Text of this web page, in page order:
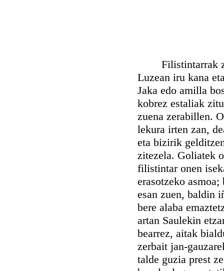
Filistintarrak
Luzean iru kana
Jaka edo amilla
kobrez estaliak
zuena zerabillen.
lekura irten zan,
eta bizirik
zitezela. Goliatek
filistintar onen
erasotzeko
esan zuen, baldin
bere alaba
artan Saulekin
bearrez, aitak
zerbait jan-
talde guzia prest